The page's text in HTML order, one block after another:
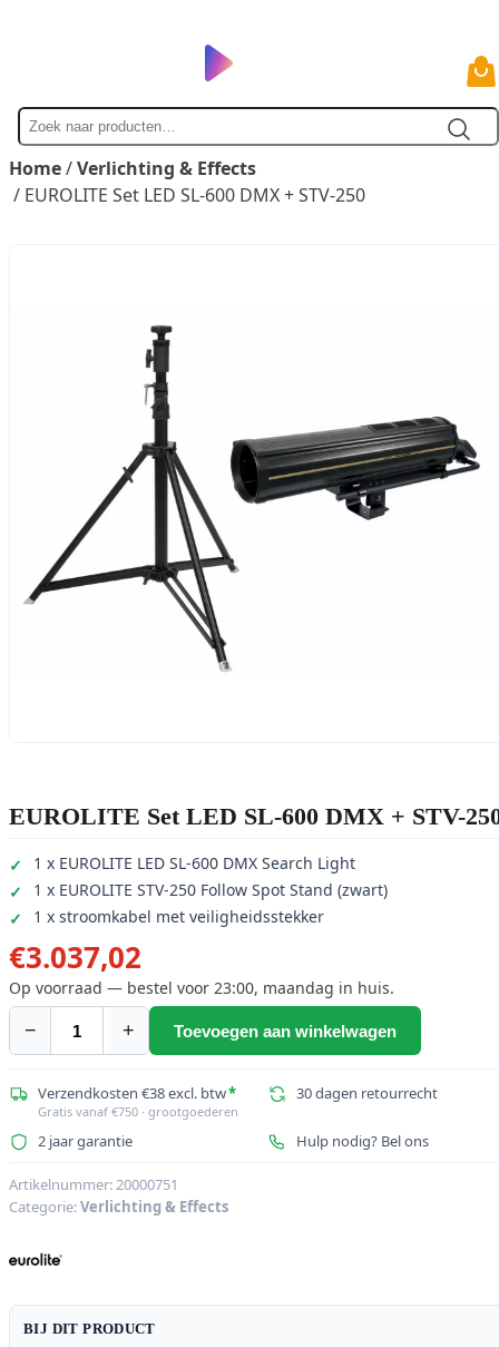
Zoek
naar
Home/Verlichting & Effects
/ EUROLITE Set LED SL-600 DMX + STV-250
EUROLITE Set LED SL-600 DMX + STV-
1 x EUROLITE LED SL-600 DMX Search Light
1 x EUROLITE STV-250 Follow Spot Stand (zwart)
1 x stroomkabel met veiligheidsstekker
€3.037,02
Op voorraad — bestel voor 23:00, maandag in huis.
−
EUROLITE
LED
SL-
600
+
STV-
+ Toevoegen aan winkelwagen
Verzendkosten €38 excl. btw*
Gratis vanaf €750 · grootgoederen
30 dagen retourrecht
2 jaar garantie Hulp nodig? Bel ons
Artikelnummer:20000751
Categorie:Verlichting & Effects
BIJ DIT PRODUCT